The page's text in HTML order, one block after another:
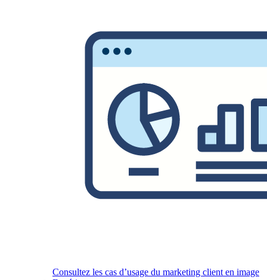
Consultez les cas d’usage du marketing client en image